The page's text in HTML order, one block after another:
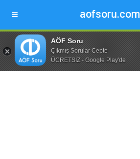
aofsoru.com
AÖF Soru
Çıkmış Sorular Cepte
ÜCRETSİZ - Google Play'de